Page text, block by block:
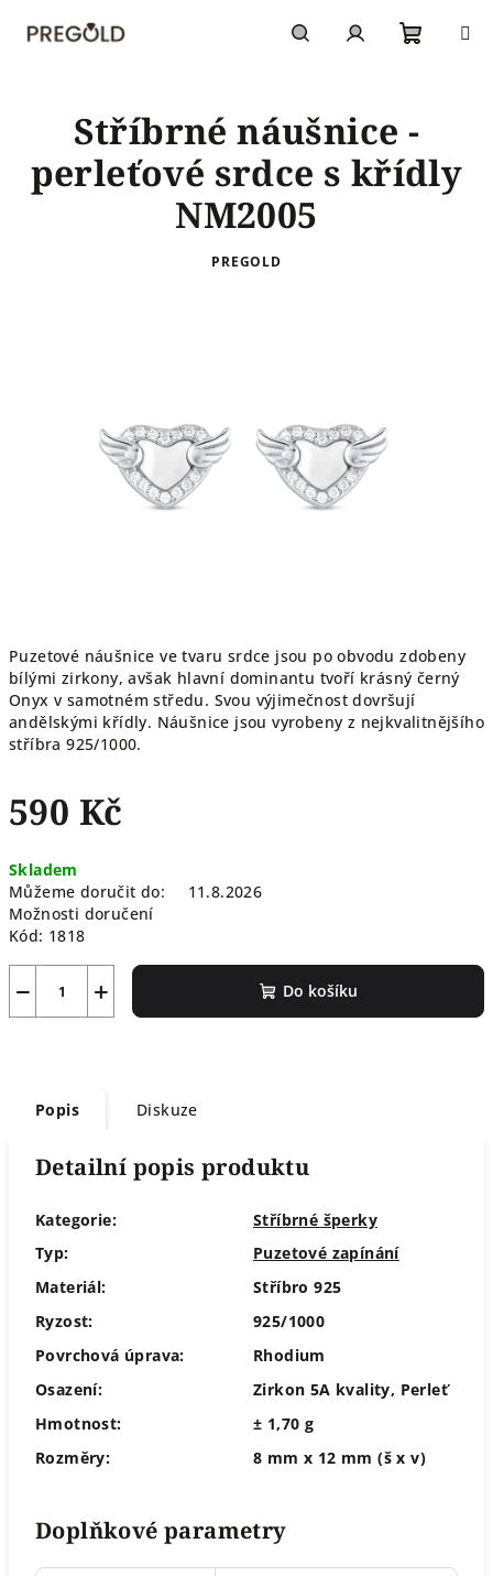
košík
Puzetové náušnice ve tvaru srdce jsou po obvodu zdobeny
bílými zirkony, avšak hlavní dominantu tvoří krásný černý
Onyx v samotném středu. Svou výjimečnost dovršují
andělskými křídly. Náušnice jsou vyrobeny z nejkvalitnějšího
stříbra 925/1000.
590 Kč
cena:
Skladem
Můžeme doručit do:
11.8.2026
Možnosti doručení
Kód: 1818
+
− Do košíku
Stříbrné náušnice -
perleťové srdce s křídly
NM2005
PREGOLD
Popis Diskuze
Detailní popis produktu
Kategorie:
Stříbrné šperky
Typ:
Puzetové zapínání
Materiál:
Stříbro 925
Ryzost:
925/1000
Povrchová úprava:
Rhodium
Osazení:
Zirkon 5A kvality, Perleť
Hmotnost:
± 1,70 g
Rozměry:
8 mm x 12 mm (š x v)
Doplňkové parametry